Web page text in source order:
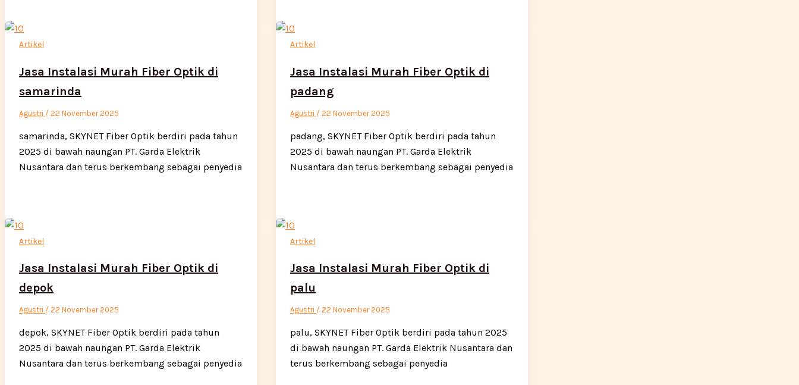
Artikel
Jasa Instalasi Murah Fiber Optik di
samarinda
Agustri / 22 November 2025
samarinda, SKYNET Fiber Optik berdiri pada tahun
2025 di bawah naungan PT. Garda Elektrik
Nusantara dan terus berkembang sebagai penyedia
Artikel
Jasa Instalasi Murah Fiber Optik di
padang
Agustri / 22 November 2025
padang, SKYNET Fiber Optik berdiri pada tahun
2025 di bawah naungan PT. Garda Elektrik
Nusantara dan terus berkembang sebagai penyedia
Artikel
Jasa Instalasi Murah Fiber Optik di
depok
Agustri / 22 November 2025
depok, SKYNET Fiber Optik berdiri pada tahun
2025 di bawah naungan PT. Garda Elektrik
Nusantara dan terus berkembang sebagai penyedia
Artikel
Jasa Instalasi Murah Fiber Optik di
palu
Agustri / 22 November 2025
palu, SKYNET Fiber Optik berdiri pada tahun 2025
di bawah naungan PT. Garda Elektrik Nusantara dan
terus berkembang sebagai penyedia